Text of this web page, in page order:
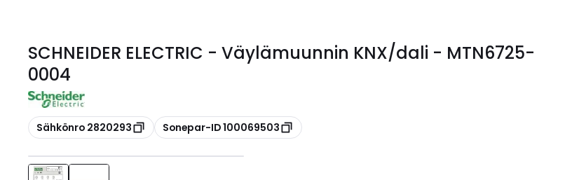
SCHNEIDER ELECTRIC - Väylämuunnin KNX/dali - MTN6725-
0004
Kopioi
Sähkönro 2820293 Kopioi
Sonepar-ID 100069503